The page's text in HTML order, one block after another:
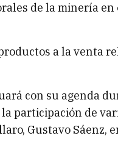
de la minería en
a la venta
con su agenda
participación de
Gustavo Sáenz,